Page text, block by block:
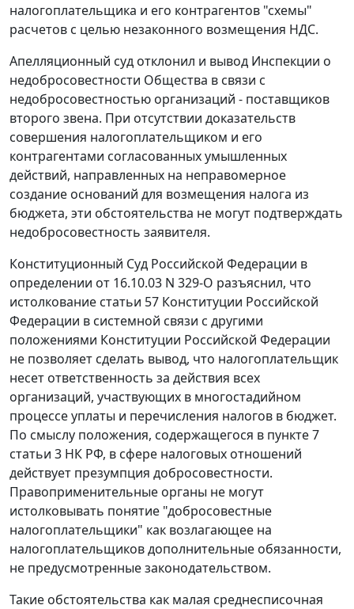
налогоплательщика и его контрагентов "схемы"
расчетов с целью незаконного возмещения НДС.
Апелляционный суд отклонил и вывод Инспекции о
недобросовестности Общества в связи с
недобросовестностью организаций - поставщиков
второго звена. При отсутствии доказательств
совершения налогоплательщиком и его
контрагентами согласованных умышленных
действий, направленных на неправомерное
создание оснований для возмещения налога из
бюджета, эти обстоятельства не могут подтверждать
недобросовестность заявителя.
Конституционный Суд Российской Федерации в
определении от 16.10.03 N 329-О разъяснил, что
истолкование статьи 57 Конституции Российской
Федерации в системной связи с другими
положениями Конституции Российской Федерации
не позволяет сделать вывод, что налогоплательщик
несет ответственность за действия всех
организаций, участвующих в многостадийном
процессе уплаты и перечисления налогов в бюджет.
По смыслу положения, содержащегося в пункте 7
статьи 3 НК РФ, в сфере налоговых отношений
действует презумпция добросовестности.
Правоприменительные органы не могут
истолковывать понятие "добросовестные
налогоплательщики" как возлагающее на
налогоплательщиков дополнительные обязанности,
не предусмотренные законодательством.
Такие обстоятельства как малая среднесписочная